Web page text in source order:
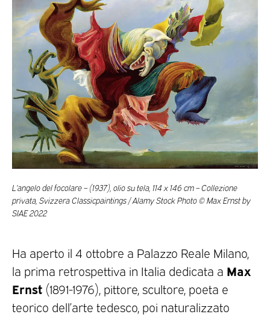
L’angelo del focolare – (1937), olio su tela, 114 x 146 cm – Collezione
privata, Svizzera Classicpaintings / Alamy Stock Photo © Max Ernst by
SIAE 2022
Ha aperto il 4 ottobre a Palazzo Reale Milano,
la prima retrospettiva in Italia dedicata a Max
Ernst (1891-1976), pittore, scultore, poeta e
teorico dell’arte tedesco, poi naturalizzato